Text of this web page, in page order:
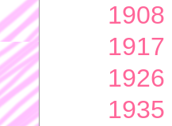
1908
1917
1926
1935